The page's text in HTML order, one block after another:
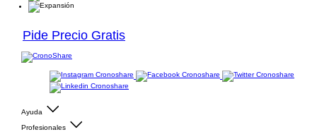
Pide Precio Gratis
Ayuda
Profesionales